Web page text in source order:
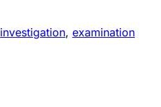
investigation, examination